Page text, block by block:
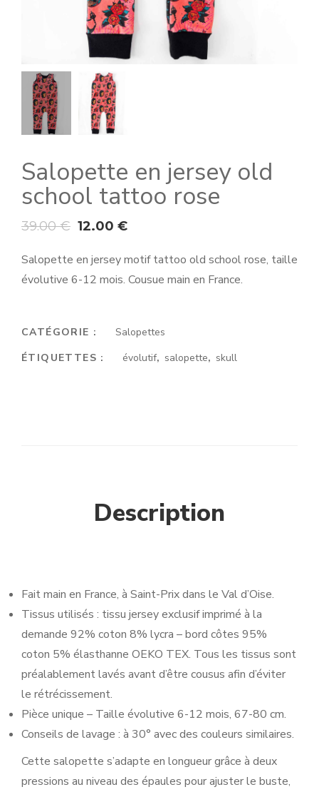
Salopette en jersey old
school tattoo rose
39.00€ 12.00 €
Salopette en jersey motif tattoo old school rose, taille
évolutive 6-12 mois. Cousue main en France.
CATÉGORIE :
Salopettes
ÉTIQUETTES :
évolutif, salopette, skull
Description
Fait main en France, à Saint-Prix dans le Val d’Oise.
Tissus utilisés : tissu jersey exclusif imprimé à la
demande 92% coton 8% lycra – bord côtes 95%
coton 5% élasthanne OEKO TEX. Tous les tissus sont
préalablement lavés avant d’être cousus afin d’éviter
le rétrécissement.
Pièce unique – Taille évolutive 6-12 mois, 67-80 cm.
Conseils de lavage : à 30° avec des couleurs similaires.
Cette salopette s’adapte en longueur grâce à deux
pressions au niveau des épaules pour ajuster le buste,